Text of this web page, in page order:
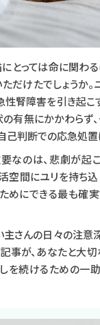
にとっては命に関わ
だけたでしょうか。
性腎障害を引き起こ
の有無にかかわらず
己判断での応急処置
要なのは、悲劇が起
空間にユリを持ち込
めにできる最も確
主さんの日々の注意
記事が、あなたと大
を続けるための一